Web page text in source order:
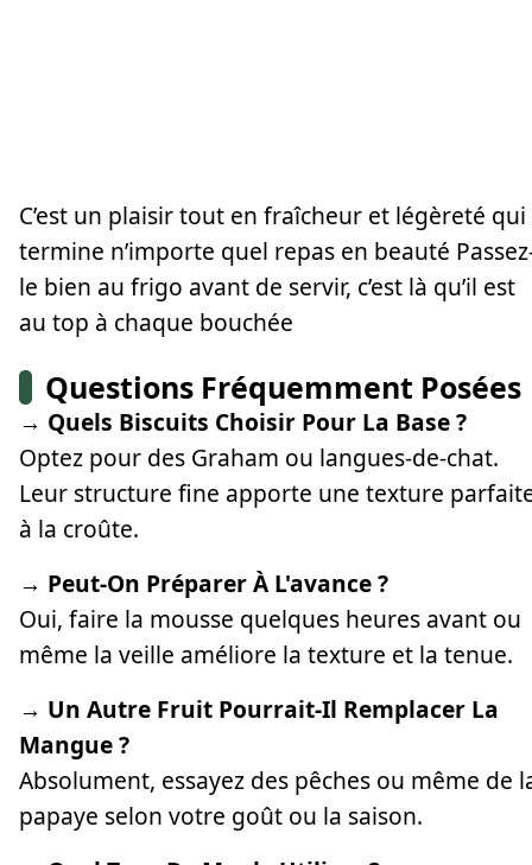
C’est un plaisir tout en fraîcheur et légèreté qui
termine n’importe quel repas en beauté
le bien au frigo avant de servir, c’est là qu’il est
au top à chaque bouchée
Questions Fréquemment Posées
→ Quels Biscuits Choisir Pour La Base ?
Optez pour des Graham ou langues-de-chat.
Leur structure fine apporte une texture
à la croûte.
→ Peut-On Préparer À L'avance ?
Oui, faire la mousse quelques heures avant ou
même la veille améliore la texture et la tenue.
→ Un Autre Fruit Pourrait-Il Remplacer La
Mangue ?
Absolument, essayez des pêches ou même de
papaye selon votre goût ou la saison.